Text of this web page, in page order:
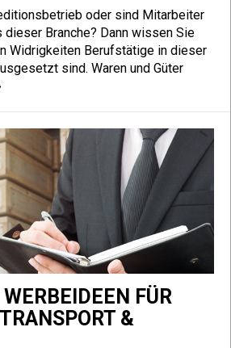
oder sind Mitarbeiter
dieser Branche? Dann wissen Sie
Widrigkeiten Berufstätige in dieser
sind. Waren und Güter
FÜR
&